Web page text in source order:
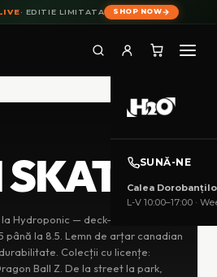
· EDITIE LIMITATA SHOP NOW
MEU
CATEGORII
SUNĂ-NE
Calea
L-V 10:00–17:00 ·
SKATE
Hydroponic — deck-uri cu grafică
până la 8.5. Lemn de arțar canadian
Colecții cu licențe:
Ball Z. De la street la park,